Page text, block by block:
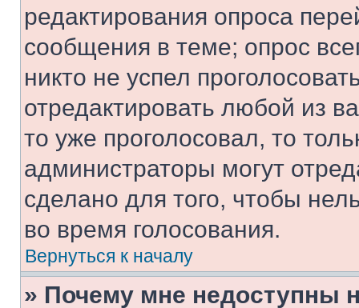
редактирования опроса
сообщения в теме; опрос
никто не успел
отредактировать любой из
то уже проголосовал, то
администраторы могут
сделано для того, чтобы
во время голосования.
Вернуться к началу
» Почему мне недоступны